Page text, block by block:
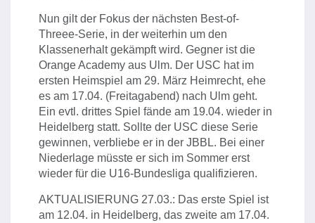
Nun gilt der Fokus der nächsten Best-of-
Threee-Serie, in der weiterhin um den
Klassenerhalt gekämpft wird. Gegner ist die
Orange Academy aus Ulm. Der USC hat im
ersten Heimspiel am 29. März Heimrecht, ehe
es am 17.04. (Freitagabend) nach Ulm geht.
Ein evtl. drittes Spiel fände am 19.04. wieder in
Heidelberg statt. Sollte der USC diese Serie
gewinnen, verbliebe er in der JBBL. Bei einer
Niederlage müsste er sich im Sommer erst
wieder für die U16-Bundesliga qualifizieren.
AKTUALISIERUNG 27.03.: Das erste Spiel ist
am 12.04. in Heidelberg, das zweite am 17.04.